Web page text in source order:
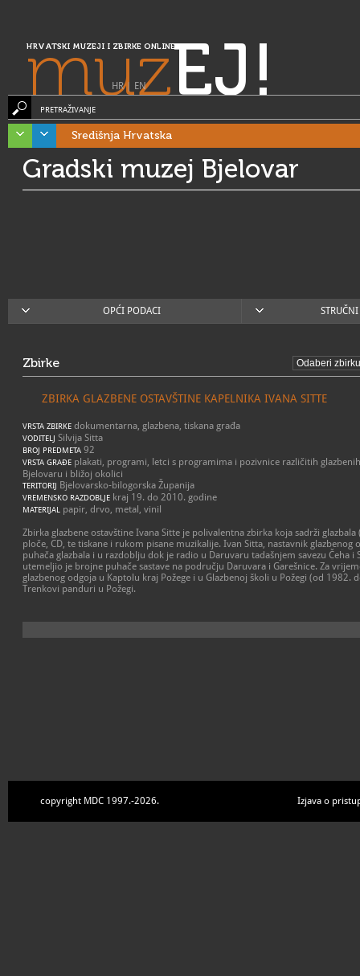
HRVATSKI MUZEJI I ZBIRKE ONLINE
muzEJ!
HR| EN
PRETRAŽIVANJE
Središnja Hrvatska
Gradski muzej Bjelovar
OPĆI PODACI
Zbirke
ZBIRKA GLAZBENE OSTAVŠTINE KAPELNIKA IVANA SITTE
VRSTA ZBIRKE dokumentarna, glazbena, tiskana građa
VODITELJ Silvija Sitta
BROJ PREDMETA 92
VRSTA GRAĐE plakati, programi, letci s programima i pozivnice različitih
Bjelovaru i bližoj okolici
TERITORIJ Bjelovarsko-bilogorska Županija
VREMENSKO RAZDOBLJE kraj 19. do 2010. godine
MATERIJAL papir, drvo, metal, vinil
Zbirka glazbene ostavštine Ivana Sitte je polivalentna zbirka koja sadrži
ploče, CD, te tiskane i rukom pisane muzikalije. Ivan Sitta, nastavnik glazbenog
puhača glazbala i u razdoblju dok je radio u Daruvaru tadašnjem savezu Čeha i
utemeljio je brojne puhače sastave na području Daruvara i Garešnice. Za
glazbenog odgoja u Kaptolu kraj Požege i u Glazbenoj školi u Požegi (od
Trenkovi panduri u Požegi.
copyright MDC 1997.-2026. Izjava o